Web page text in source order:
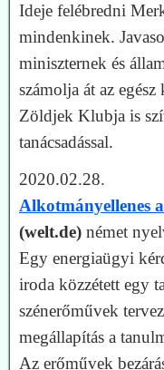
Ideje felébredni
mindenkinek.
miniszternek és
számolja át az
Zöldjek Klubja is
tanácsadással.
2020.02.28.
Alkotmányellenes
(welt.de) német
Egy energiaügyi
iroda közzétett egy
szénerőművek
megállapítás a
Az erőművek